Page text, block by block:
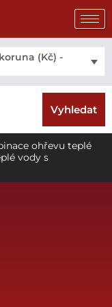
(Kč) -
Vyhledat
ohřevu teplé
vody s